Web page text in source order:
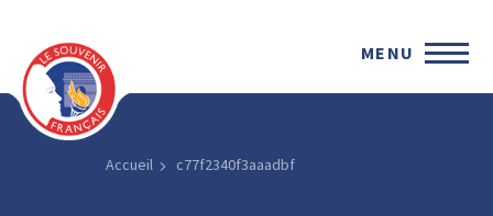
MENU
Accueil c77f2340f3aaadbf